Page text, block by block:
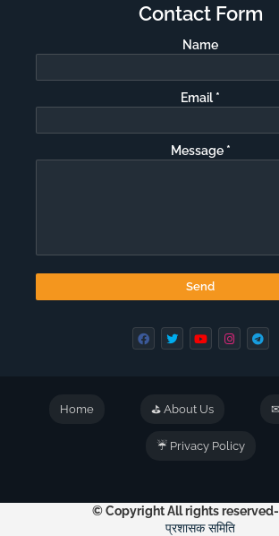
Contact Form
Name
Email *
Message *
Home ⛳ About Us
☔ Privacy Policy
© Copyright All rights
प्रशासक समिति